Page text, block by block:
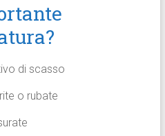
di scasso
o rubate